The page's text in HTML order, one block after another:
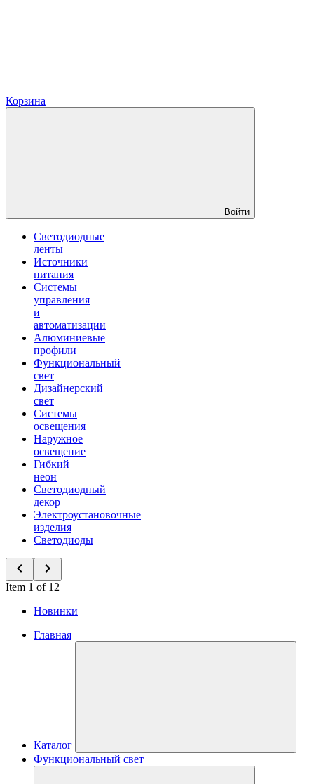
Корзина
Войти
Светодиодные
ленты
Источники
питания
Системы
управления
и
автоматизации
Алюминиевые
профили
Функциональный
свет
Дизайнерский
свет
Системы
освещения
Наружное
освещение
Гибкий
неон
Светодиодный
декор
Электроустановочные
изделия
Светодиоды
Item 1 of 12
Новинки
Главная
Каталог
Функциональный свет